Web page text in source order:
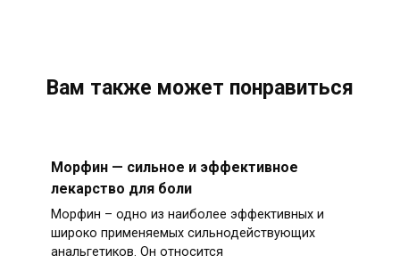
Вам также может понравиться
Морфин — сильное и эффективное
лекарство для боли
Морфин – одно из наиболее эффективных и
широко применяемых сильнодействующих
анальгетиков. Он относится